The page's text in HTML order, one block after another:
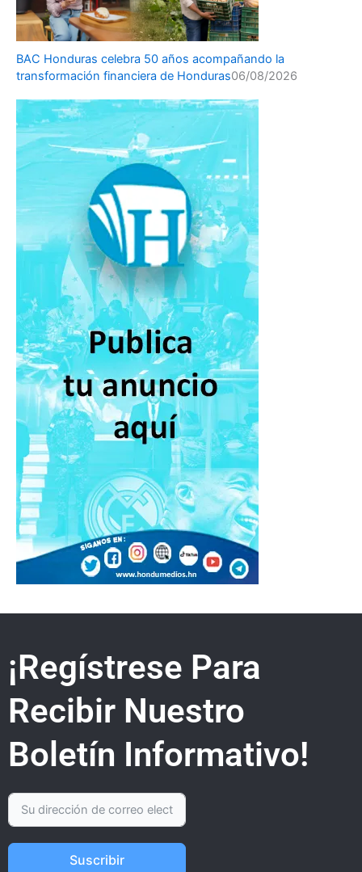
BAC Honduras celebra 50 años acompañando la
transformación financiera de Honduras06/08/2026
¡Regístrese Para
Recibir Nuestro
Boletín Informativo!
Suscribir